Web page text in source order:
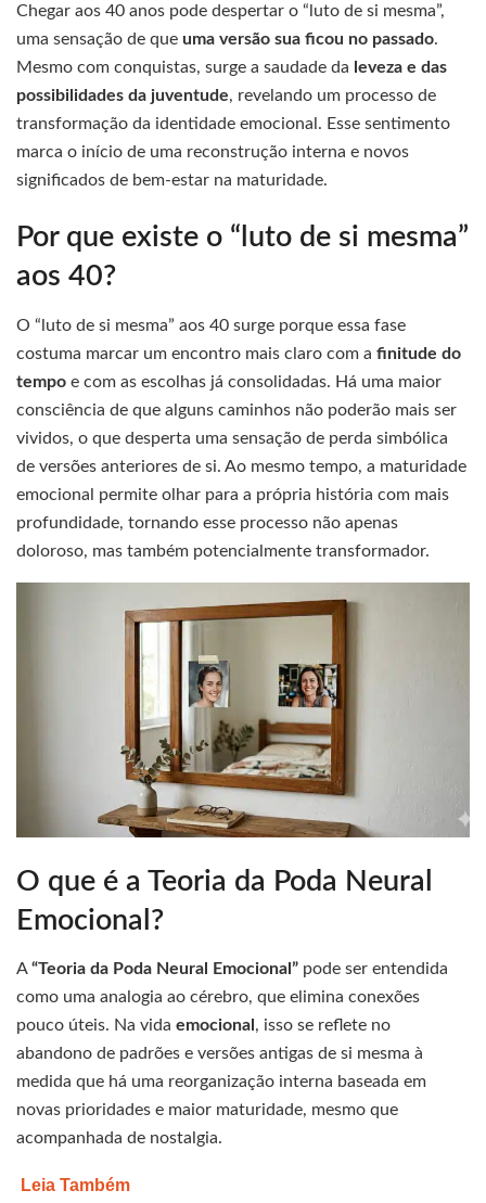
Chegar aos 40 anos pode despertar o “luto de si mesma”,
uma sensação de que uma versão sua ficou no passado.
Mesmo com conquistas, surge a saudade da leveza e das
possibilidades da juventude, revelando um processo de
transformação da identidade emocional. Esse sentimento
marca o início de uma reconstrução interna e novos
significados de bem-estar na maturidade.
Por que existe o “luto de si mesma”
aos 40?
O “luto de si mesma” aos 40 surge porque essa fase
costuma marcar um encontro mais claro com a finitude do
tempo e com as escolhas já consolidadas. Há uma maior
consciência de que alguns caminhos não poderão mais ser
vividos, o que desperta uma sensação de perda simbólica
de versões anteriores de si. Ao mesmo tempo, a maturidade
emocional permite olhar para a própria história com mais
profundidade, tornando esse processo não apenas
doloroso, mas também potencialmente transformador.
O que é a Teoria da Poda Neural
Emocional?
A“Teoria da Poda Neural Emocional” pode ser entendida
como uma analogia ao cérebro, que elimina conexões
pouco úteis. Na vida emocional , isso se reflete no
abandono de padrões e versões antigas de si mesma à
medida que há uma reorganização interna baseada em
novas prioridades e maior maturidade, mesmo que
acompanhada de nostalgia.
Leia Também